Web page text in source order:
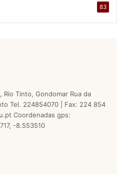
83
Rio Tinto, Gondomar Rua da
Tel. 224854070 | Fax: 224 854
Coordenadas gps:
-8.553510